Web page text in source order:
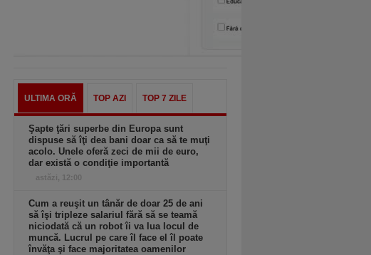
ULTIMA ORĂ TOP AZI TOP 7 ZILE
Şapte ţări superbe din Europa sunt
dispuse să îţi dea bani doar ca să te muţi
acolo. Unele oferă zeci de mii de euro,
dar există o condiţie importantă
astăzi, 12:00
Cum a reuşit un tânăr de doar 25 de ani
să îşi tripleze salariul fără să se teamă
niciodată că un robot îi va lua locul de
muncă. Lucrul pe care îl face el îl poate
învăţa şi face majoritatea oamenilor